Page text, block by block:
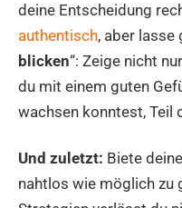
deine Entscheidung
authentisch, aber lasse
blicken“: Zeige nicht
du mit einem guten
wachsen konntest, Teil
Und zuletzt: Biete
nahtlos wie möglich zu